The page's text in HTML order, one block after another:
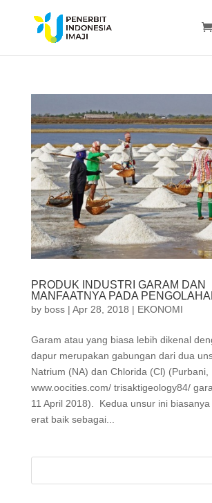
PRODUK INDUSTRI GARAM DAN
MANFAATNYA PADA
by boss| Apr 28, 2018 | EKONOMI
Garam atau yang biasa lebih dikenal
dapur merupakan gabungan dari dua
Natrium (NA) dan Chlorida (Cl) (Purbani,
www.oocities.com/ trisaktigeology84/
11 April 2018). Kedua unsur ini
erat baik sebagai...